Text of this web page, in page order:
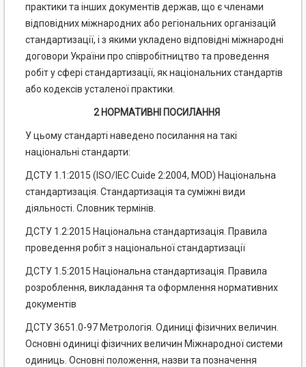
практики та інших документів держав, що є членами
відповідних міжнародних або регіональних організацій
стандартизації, і з якими укладено відповідні міжнародні
договори України про співробітництво та проведення
робіт у сфері стандартизації, як національних стандартів
або кодексів усталеної практики.
2 НОРМАТИВНІ ПОСИЛАННЯ
У цьому стандарті наведено посилання на такі
національні стандарти:
ДСТУ 1.1:2015 (ISO/IEC Cuide 2:2004, MOD) Національна
стандартизація. Стандартизація та суміжні види
діяльності. Словник термінів.
ДСТУ 1.2:2015 Національна стандартизація. Правила
проведення робіт з національної стандартизації
ДСТУ 1.5:2015 Національна стандартизація. Правила
розроблення, викладання та оформлення нормативних
документів
ДСТУ 3651.0-97 Метрологія. Одиниці фізичних величин.
Основні одиниці фізичних величин Міжнародної системи
одиниць. Основні положення, назви та позначення